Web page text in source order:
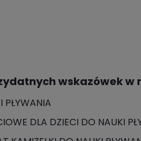
wskazówek w
PŁYWANIA
DLA DZIECI DO NAUKI